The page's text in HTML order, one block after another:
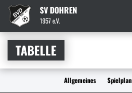
SV DOHREN
1957 e.V.
TABELLE
Allgemeines Spielplan